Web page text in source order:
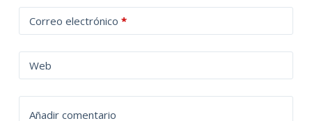
Correo electrónico *
Web
Añadir comentario
t
a
t